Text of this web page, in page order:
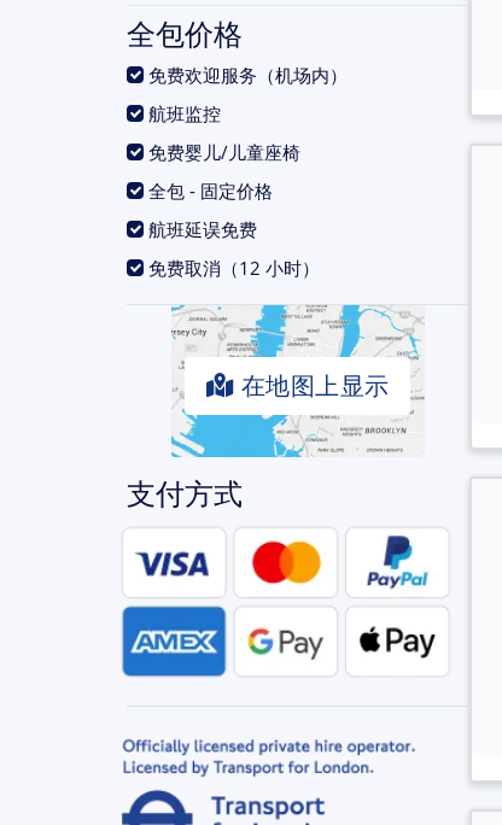
全包价格
免费欢迎服务（机场内）
航班监控
免费婴儿/儿童座椅
全包 - 固定价格
航班延误免费
免费取消（12 小时）
在地图上显示
支付方式